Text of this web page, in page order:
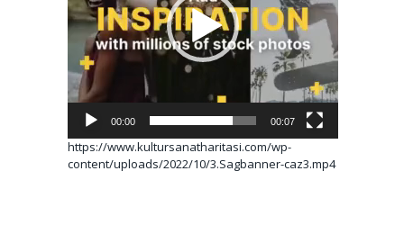
00:00 00:07
https://www.kultursanatharitasi.com/wp-
content/uploads/2022/10/3.Sagbanner-caz3.mp4